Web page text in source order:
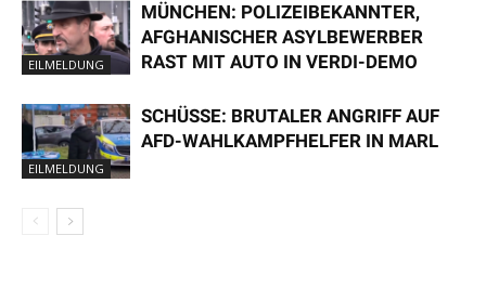
EILMELDUNG
MÜNCHEN: POLIZEIBEKANNTER,
AFGHANISCHER ASYLBEWERBER
RAST MIT AUTO IN VERDI-DEMO
EILMELDUNG
SCHÜSSE: BRUTALER ANGRIFF AUF
AFD-WAHLKAMPFHELFER IN MARL